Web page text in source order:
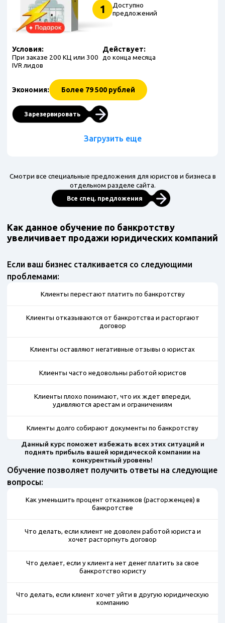
1
Доступно
предложений
Условия:
При заказе 200 КЦ или 300
IVR лидов
Действует:
до конца месяца
Экономия: Более 79 500 рублей
Зарезервировать
Загрузить еще
Смотри все специальные предложения для юристов и бизнеса в
отдельном разделе сайта.
Все спец. предложения
Как данное обучение по банкротству
увеличивает продажи юридических компаний
Если ваш бизнес сталкивается со следующими
проблемами:
Клиенты перестают платить по банкротству
Клиенты отказываются от банкротства и расторгают
договор
Клиенты оставляют негативные отзывы о юристах
Клиенты часто недовольны работой юристов
Клиенты плохо понимают, что их ждет впереди,
удивляются арестам и ограничениям
Клиенты долго собирают документы по банкротству
Данный курс поможет избежать всех этих ситуаций и
поднять прибыль вашей юридической компании на
конкурентный уровень!
Обучение позволяет получить ответы на следующие
вопросы:
Как уменьшить процент отказников (расторженцев) в
банкротстве
Что делать, если клиент не доволен работой юриста и
хочет расторгнуть договор
Что делает, если у клиента нет денег платить за свое
банкротство юристу
Что делать, если клиент хочет уйти в другую юридическую
компанию